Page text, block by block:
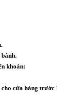
bánh.
khoản:
cửa hàng trước